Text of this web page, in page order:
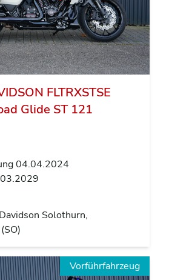
FLTRXSTSE
Glide ST 121
04.04.2024
Solothurn,
Vorführfahrzeug